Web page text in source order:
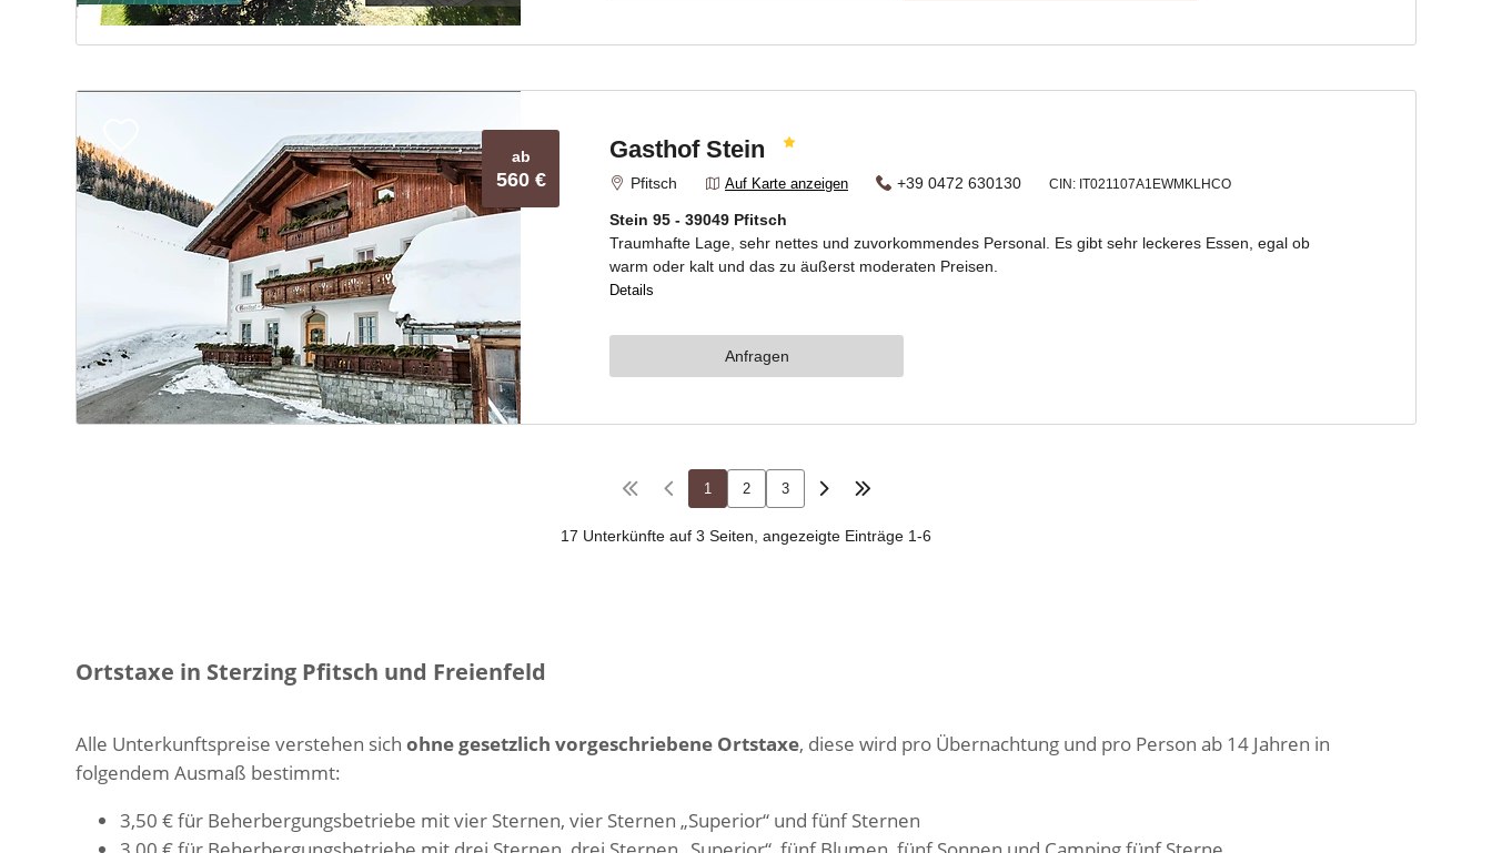
Ortstaxe in Sterzing Pfitsch und Freienfeld
Alle Unterkunftspreise verstehen sich ohne gesetzlich vorgeschriebene Ortstaxe, diese wird pro Übernachtung und pro Person ab 14 Jahren in
folgendem Ausmaß bestimmt:
3,50 € für Beherbergungsbetriebe mit vier Sternen, vier Sternen „Superior“ und fünf Sternen